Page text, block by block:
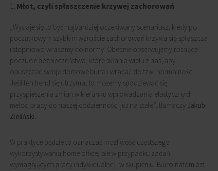
Młot, czyli spłaszczenie krzywej zachorowań
„Wydaje się to być najbardziej oczekiwany scenariusz, kiedy po
początkowym szybkim wzroście zachorowań krzywa się spłaszcza
i stopniowo wracamy do normy. Obecnie obserwujemy rosnące
poczucie bezpieczeństwa, które skłania wielu z nas, aby
opuszczać swoje domowe biura i wracać do tzw. normalności.
Jeśli ten trend się utrzyma, to możemy spodziewać się
przyspieszenia zmian w kierunku wprowadzania elastycznych
metod pracy do naszej codzienności już na stałe”, tłumaczy Jakub
Zieliński.
W praktyce będzie to oznaczać możliwość częstszego
wykorzystywania home office, ale w przypadku zadań
wymagających pracy indywidualnej i w skupieniu. Biuro natomiast